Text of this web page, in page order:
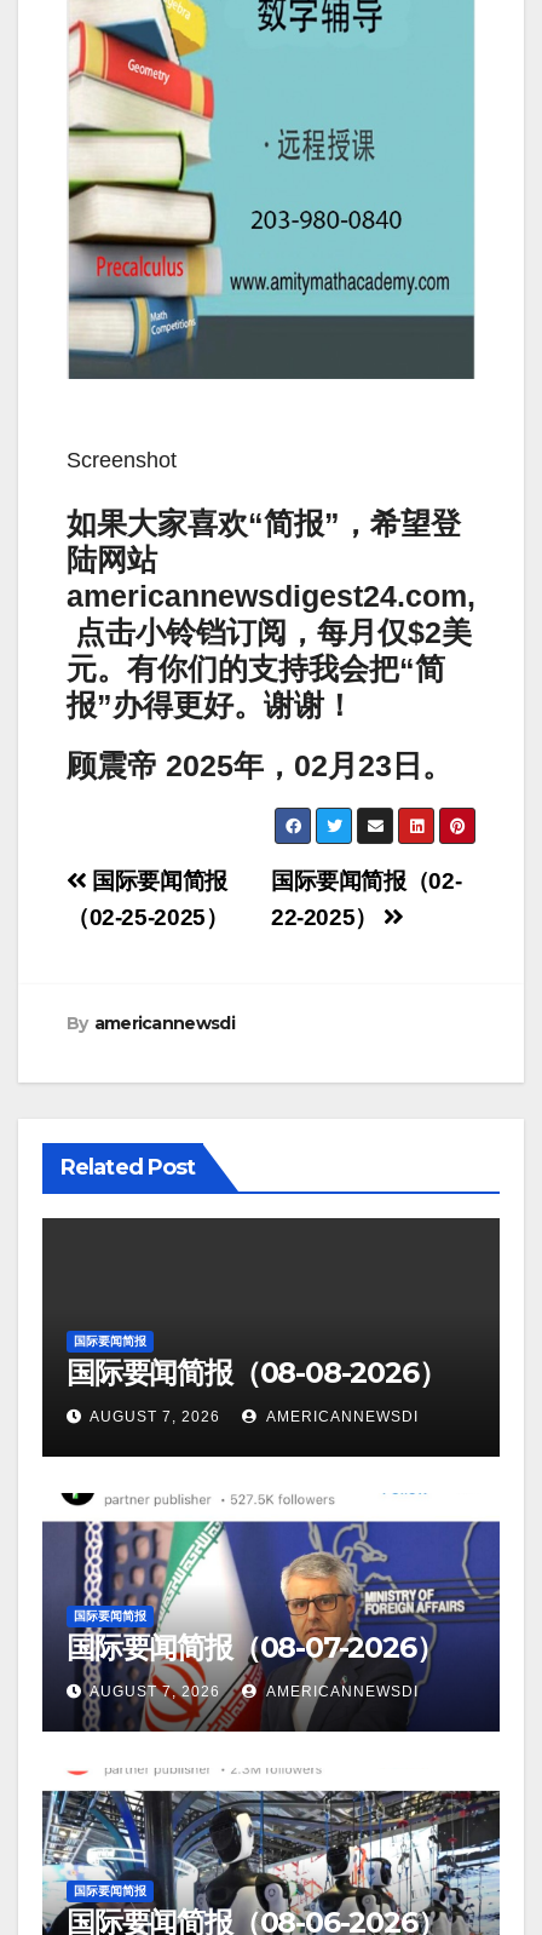
Screenshot
如果大家喜欢“简报”，希望登
陆网站
americannewsdigest24.com,
点击小铃铛订阅，每月仅$2美
元。有你们的支持我会把“简
报”办得更好。谢谢！
顾震帝 2025年，02月23日。
Post
navigation
国际要闻简报（02-
22-2025）
国际要闻简报
（02-25-2025）
By americannewsdi
Related Post
国际要闻简报
国际要闻简报（08-08-2026）
AUGUST 7, 2026 AMERICANNEWSDI
国际要闻简报
国际要闻简报（08-07-2026）
AUGUST 7, 2026 AMERICANNEWSDI
国际要闻简报
国际要闻简报（08-06-2026）